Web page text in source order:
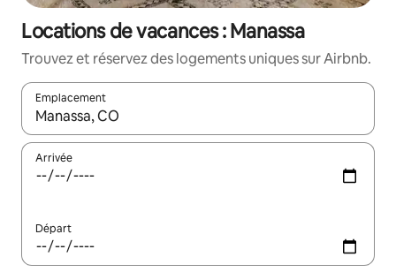
Locations de vacances : Manassa
Trouvez et réservez des logements uniques sur Airbnb.
Emplacement
Quand les résultats sont affichés, parcourez-les en utilisant
Arrivée
Départ